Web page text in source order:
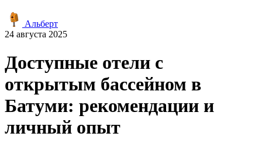
Альберт
24 августа 2025
Доступные отели с
открытым бассейном в
Батуми: рекомендации и
личный опыт